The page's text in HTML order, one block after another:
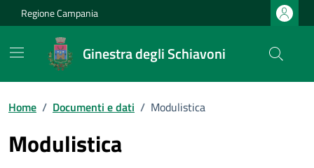
Vai ai contenuti
Vai al footer
Regione Campania
Ginestra degli Schiavoni
Home / Documenti e dati / Modulistica
Modulistica